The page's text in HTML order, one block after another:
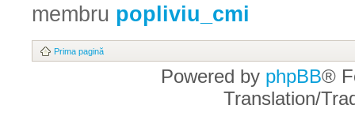
membru popliviu_cmi
Prima pagină
Powered by phpBB®
Translation/